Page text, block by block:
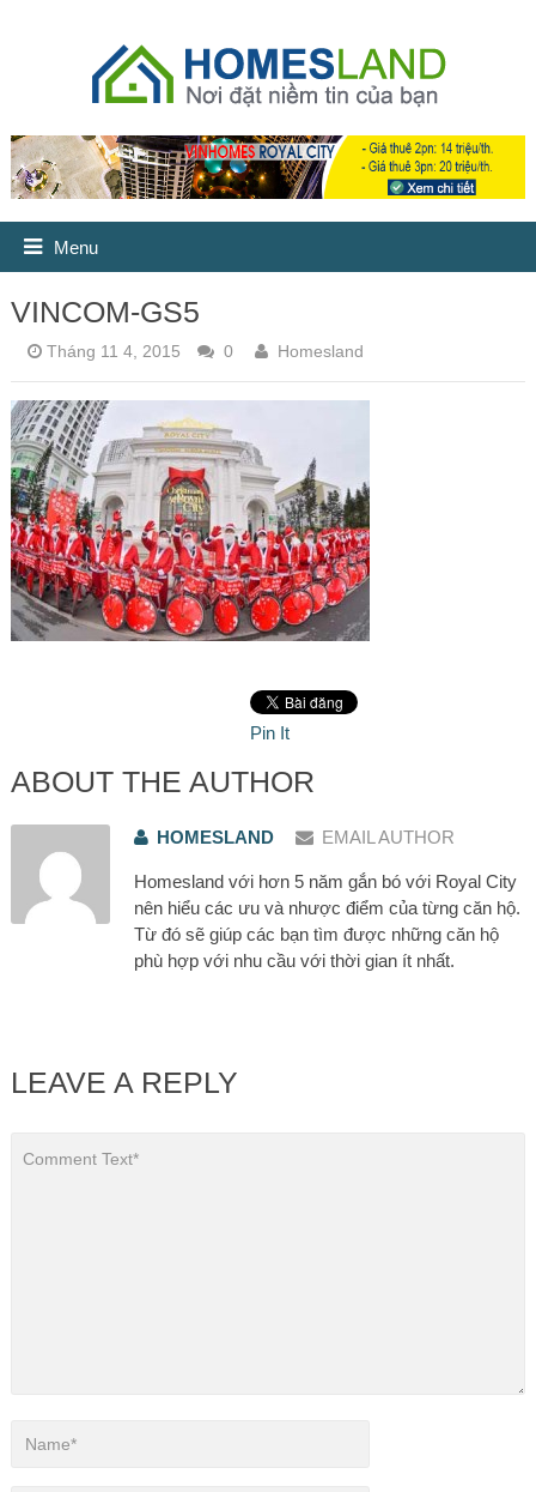
Menu
VINCOM-GS5
Tháng 11 4, 2015 0 Homesland
Pin It
ABOUT THE AUTHOR
HOMESLAND EMAIL AUTHOR
Homesland với hơn 5 năm gắn bó với Royal City
nên hiểu các ưu và nhược điểm của từng căn hộ.
Từ đó sẽ giúp các bạn tìm được những căn hộ
phù hợp với nhu cầu với thời gian ít nhất.
LEAVE A REPLY